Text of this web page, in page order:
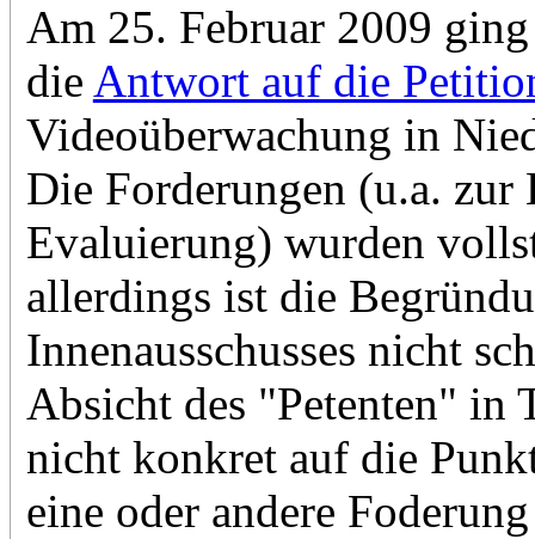
Am 25. Februar 2009
die Antwort auf die
Videoüberwachung in
Die Forderungen (u.a. zur
Evaluierung) wurden
allerdings ist die
Innenausschusses nicht
Absicht des "Petenten" in
nicht konkret auf die
eine oder andere